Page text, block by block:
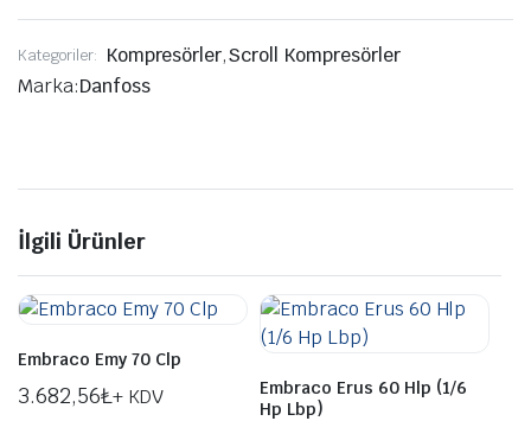
Kategoriler: Kompresörler,Scroll Kompresörler
Marka:Danfoss
İlgili Ürünler
Embraco Emy 70 Clp
3.682,56₺+ KDV
Embraco Erus 60 Hlp (1/6
Hp Lbp)